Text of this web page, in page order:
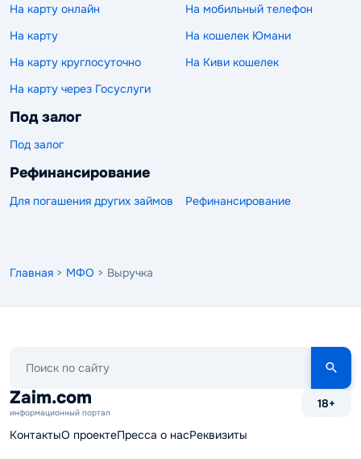
На карту онлайн
На мобильный телефон
На карту
На кошелек Юмани
На карту круглосуточно
На Киви кошелек
На карту через Госуслуги
Под залог
Под залог
Рефинансирование
Для погашения других займов Рефинансирование
Главная > МФО > Выручка
сайту
Zaim.com
информационный портал
18+
КонтактыО проектеПресса о насРеквизиты